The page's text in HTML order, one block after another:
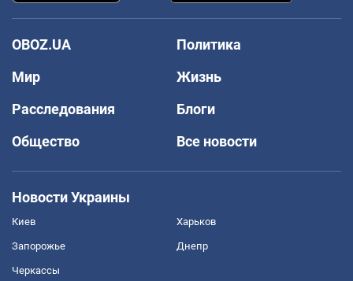
OBOZ.UA
Политика
Мир
Жизнь
Расследования
Блоги
Общество
Все новости
Новости Украины
Киев Харьков
Запорожье Днепр
Черкассы